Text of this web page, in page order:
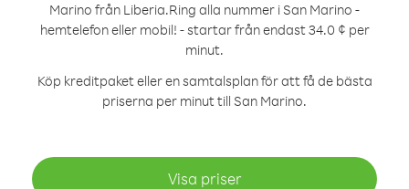
Marino från Liberia.Ring alla nummer i San Marino -
hemtelefon eller mobil! - startar från endast 34.0 ¢ per
minut.
Köp kreditpaket eller en samtalsplan för att få de bästa
priserna per minut till San Marino.
Visa priser